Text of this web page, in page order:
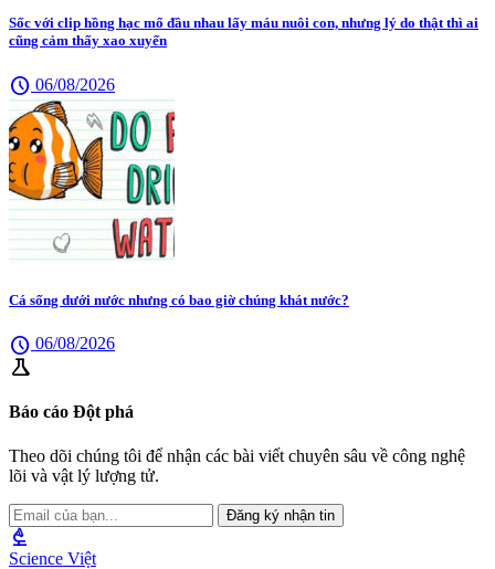
Sốc với clip hồng hạc mổ đầu nhau lấy máu nuôi con, nhưng lý do thật thì ai
cũng cảm thấy xao xuyến
schedule 06/08/2026
Cá sống dưới nước nhưng có bao giờ chúng khát nước?
schedule 06/08/2026
science
Báo cáo Đột phá
Theo dõi chúng tôi để nhận các bài viết chuyên sâu về công nghệ
lõi và vật lý lượng tử.
Đăng ký nhận tin
biotech
Science Việt